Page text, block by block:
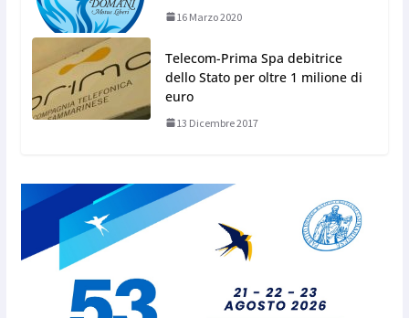
16 Marzo 2020
Telecom-Prima Spa debitrice
dello Stato per oltre 1 milione di
euro
13 Dicembre 2017